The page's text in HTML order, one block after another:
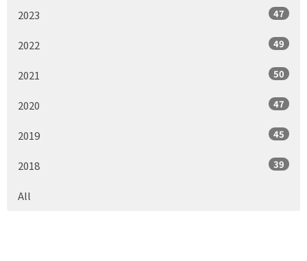
2023 47
2022 49
2021 50
2020 47
2019 45
2018 39
All